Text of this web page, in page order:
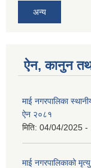
अन्य
ऐन, कानुन
माई नगरपालिका
ऐन २०८१
मिति: 04/04/2025 -
माई नगरपालिकाको